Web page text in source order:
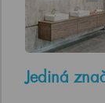
Jediná